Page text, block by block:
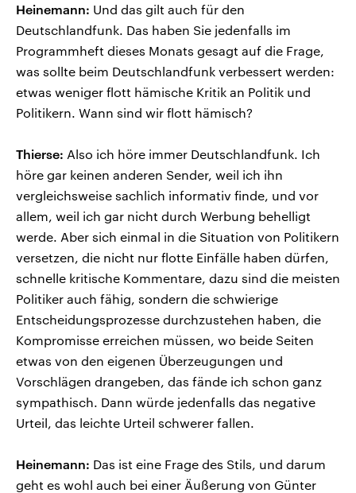
Heinemann: Und das gilt auch für den
Deutschlandfunk. Das haben Sie jedenfalls im
Programmheft dieses Monats gesagt auf die Frage,
was sollte beim Deutschlandfunk verbessert werden:
etwas weniger flott hämische Kritik an Politik und
Politikern. Wann sind wir flott hämisch?
Thierse: Also ich höre immer Deutschlandfunk. Ich
höre gar keinen anderen Sender, weil ich ihn
vergleichsweise sachlich informativ finde, und vor
allem, weil ich gar nicht durch Werbung behelligt
werde. Aber sich einmal in die Situation von Politikern
versetzen, die nicht nur flotte Einfälle haben dürfen,
schnelle kritische Kommentare, dazu sind die meisten
Politiker auch fähig, sondern die schwierige
Entscheidungsprozesse durchzustehen haben, die
Kompromisse erreichen müssen, wo beide Seiten
etwas von den eigenen Überzeugungen und
Vorschlägen drangeben, das fände ich schon ganz
sympathisch. Dann würde jedenfalls das negative
Urteil, das leichte Urteil schwerer fallen.
Heinemann: Das ist eine Frage des Stils, und darum
geht es wohl auch bei einer Äußerung von Günter